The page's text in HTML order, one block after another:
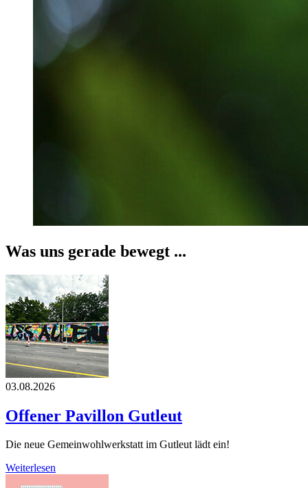
Was uns gerade bewegt ...
03.08.2026
Offener Pavillon Gutleut
Die neue Gemeinwohlwerkstatt im Gutleut lädt ein!
Weiterlesen